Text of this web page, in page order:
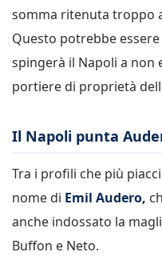
somma ritenuta troppo
Questo potrebbe
spingerà il Napoli a non
portiere di proprietà
Il Napoli punta
Tra i profili che più
nome di Emil Audero,
anche indossato la
Buffon e Neto.